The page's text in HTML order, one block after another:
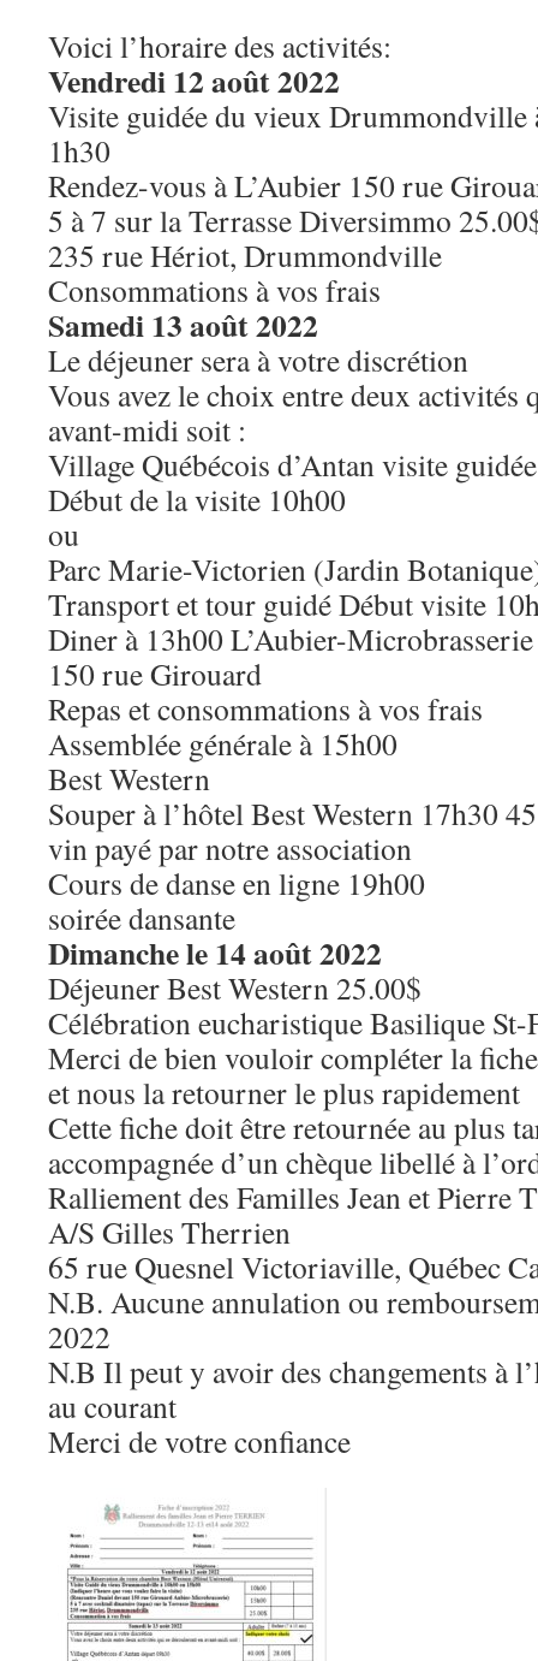
Voici l’horaire des activités:
Vendredi 12 août 2022
Visite guidée du vieux Drummondville
1h30
Rendez-vous à L’Aubier 150 rue
5 à 7 sur la Terrasse Diversimmo
235 rue Hériot, Drummondville
Consommations à vos frais
Samedi 13 août 2022
Le déjeuner sera à votre discrétion
Vous avez le choix entre deux activités
avant-midi soit :
Village Québécois d’Antan visite
Début de la visite 10h00
ou
Parc Marie-Victorien (Jardin
Transport et tour guidé Début visite
Diner à 13h00 L’Aubier-Microbrasserie
150 rue Girouard
Repas et consommations à vos frais
Assemblée générale à 15h00
Best Western
Souper à l’hôtel Best Western 17h30
vin payé par notre association
Cours de danse en ligne 19h00
soirée dansante
Dimanche le 14 août 2022
Déjeuner Best Western 25.00$
Célébration eucharistique Basilique St-
Merci de bien vouloir compléter la
et nous la retourner le plus rapidement
Cette fiche doit être retournée au plus
accompagnée d’un chèque libellé à
Ralliement des Familles Jean et Pierre
A/S Gilles Therrien
65 rue Quesnel Victoriaville, Québec
N.B. Aucune annulation ou
2022
N.B Il peut y avoir des changements à
au courant
Merci de votre confiance